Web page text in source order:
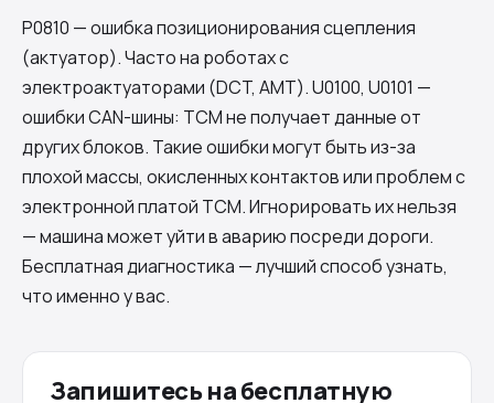
P0810 — ошибка позиционирования сцепления
(актуатор). Часто на роботах с
электроактуаторами (DCT, AMT). U0100, U0101 —
ошибки CAN-шины: TCM не получает данные от
других блоков. Такие ошибки могут быть из-за
плохой массы, окисленных контактов или проблем с
электронной платой TCM. Игнорировать их нельзя
— машина может уйти в аварию посреди дороги.
Бесплатная диагностика — лучший способ узнать,
что именно у вас.
Запишитесь на бесплатную